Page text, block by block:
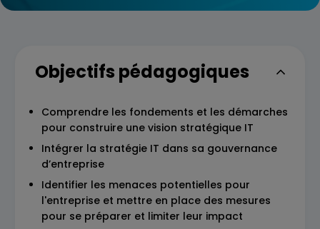
Objectifs pédagogiques
Comprendre les fondements et les démarches
pour construire une vision stratégique IT
Intégrer la stratégie IT dans sa gouvernance
d’entreprise
Identifier les menaces potentielles pour
l'entreprise et mettre en place des mesures
pour se préparer et limiter leur impact